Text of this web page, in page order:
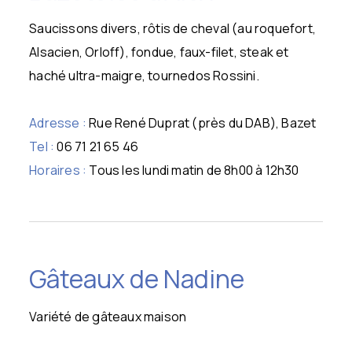
Saucissons divers, rôtis de cheval (au roquefort,
Alsacien, Orloff), fondue, faux-filet, steak et
haché ultra-maigre, tournedos Rossini.
Adresse : Rue René Duprat (près du DAB), Bazet
Tel : 06 71 21 65 46
Horaires : Tous les lundi matin de 8h00 à 12h30
Gâteaux de Nadine
Variété de gâteaux maison